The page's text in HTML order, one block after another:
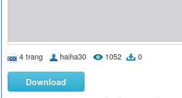
4 trang haiha30 1052 0
Download